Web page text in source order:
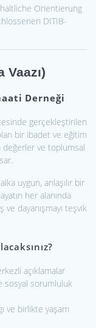
Orientierung
DITIB-
Vaazı)
Derneği
gerçekleştirilen
bir ibadet ve eğitim
değerler ve toplumsal
uygun, anlaşılır bir
her alanında
ve dayanışmayı teşvik
açıklamalar
sosyal sorumluluk
ve birlikte yaşam